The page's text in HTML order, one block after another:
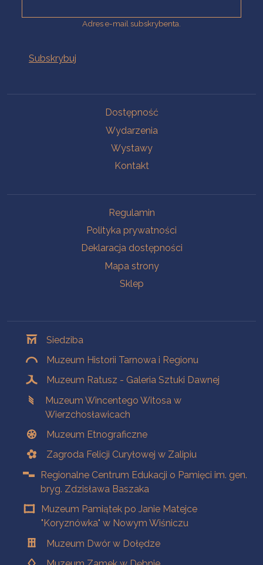
Adres e-mail subskrybenta.
Dostępność
Wydarzenia
Wystawy
Kontakt
Regulamin
Polityka prywatności
Deklaracja dostępności
Mapa strony
Sklep
Siedziba
Muzeum Historii Tarnowa i Regionu
Muzeum Ratusz - Galeria Sztuki Dawnej
Muzeum Wincentego Witosa w
Wierzchosławicach
Muzeum Etnograficzne
Zagroda Felicji Curyłowej w Zalipiu
Regionalne Centrum Edukacji o Pamięci im. gen.
bryg. Zdzisława Baszaka
Muzeum Pamiątek po Janie Matejce
"Koryznówka" w Nowym Wiśniczu
Muzeum Dwór w Dołędze